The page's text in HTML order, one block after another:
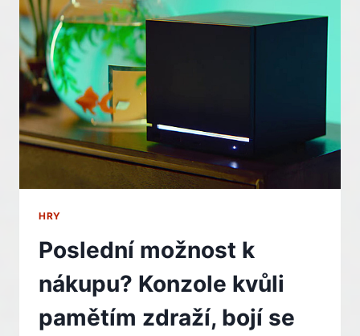
DEPRESI.
TO
JE
RUE
VALLEY
–
INDIAN
HRY
Poslední možnost k
nákupu? Konzole kvůli
pamětím zdraží, bojí se